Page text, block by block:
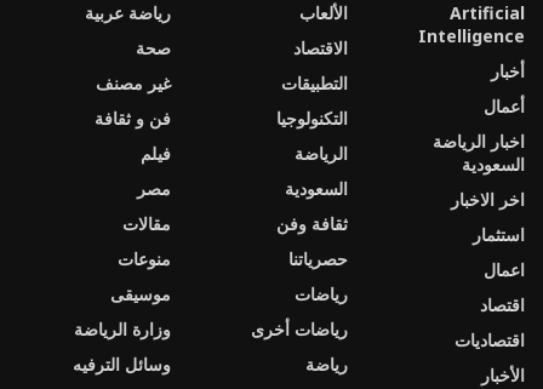
Artificial
Intelligence
أخبار
أعمال
اخبار الرياضة
السعودية
اخر الاخبار
استثمار
اعمال
اقتصاد
اقتصاديات
الأخبار
الألعاب
الاقتصاد
التطبيقات
التكنولوجيا
الرياضة
السعودية
ثقافة وفن
حصرياتنا
رياضات
رياضات أخرى
رياضة
رياضة عربية
صحة
غير مصنف
فن و ثقافة
فيلم
مصر
مقالات
منوعات
موسيقى
وزارة الرياضة
وسائل الترفيه